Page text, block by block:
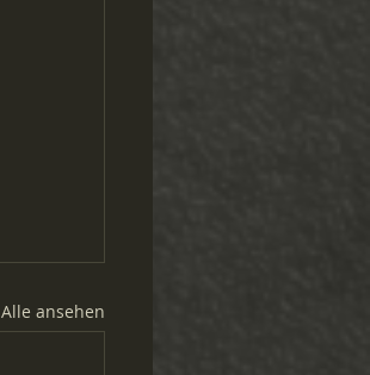
Alle ansehen